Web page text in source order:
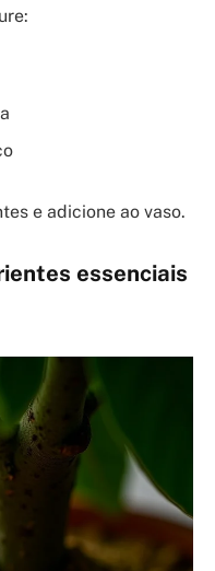
e adicione ao vaso.
essenciais